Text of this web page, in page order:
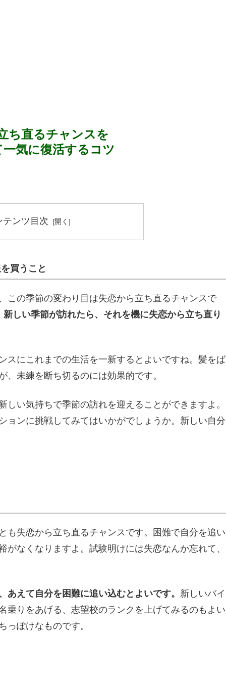
ち直るチャンスを
気に復活するコツ
テンツ目次
買うこと
この季節の変わり目は失恋から立ち直るチャンスで
しい季節が訪れたら、それを機に失恋から立ち直り
スにこれまでの生活を一新するとよいですね。髪をば
、未練を断ち切るのには効果的です。
しい気持ちで季節の訪れを迎えることができますよ。
ョンに挑戦してみてはいかがでしょうか。新しい自分
も失恋から立ち直るチャンスです。困難で自分を追い
なくなりますよ。試験明けには失恋なんか忘れて、
えて自分を困難に追い込むとよいです。 新しいバイ
乗りをあげる、志望校のランクを上げてみるのもよい
っぽけなものです。